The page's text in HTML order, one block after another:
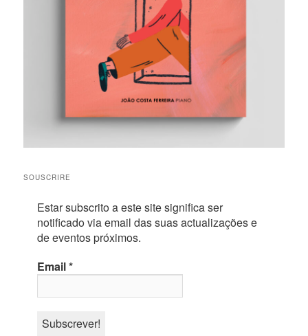
SOUSCRIRE
Estar subscrito a este site significa ser
notificado via email das suas actualizações e
de eventos próximos.
Email*